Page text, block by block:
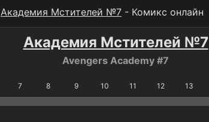
Академия Мстителей №7 - Комикс онлайн
Академия Мстителей №7
Avengers Academy #7
7 8 9 10 11 12 13